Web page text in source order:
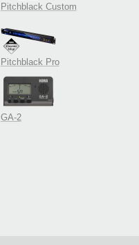
Pitchblack Custom
Pitchblack Pro
GA-2